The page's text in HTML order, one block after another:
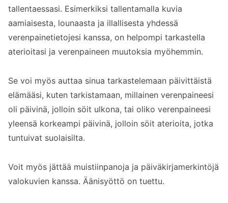
tallentaessasi. Esimerkiksi tallentamalla kuvia
aamiaisesta, lounaasta ja illallisesta yhdessä
verenpainetietojesi kanssa, on helpompi tarkastella
aterioitasi ja verenpaineen muutoksia myöhemmin.
Se voi myös auttaa sinua tarkastelemaan päivittäistä
elämääsi, kuten tarkistamaan, millainen verenpaineesi
oli päivinä, jolloin söit ulkona, tai oliko verenpaineesi
yleensä korkeampi päivinä, jolloin söit aterioita, jotka
tuntuivat suolaisilta.
Voit myös jättää muistiinpanoja ja päiväkirjamerkintöjä
valokuvien kanssa. Äänisyöttö on tuettu.